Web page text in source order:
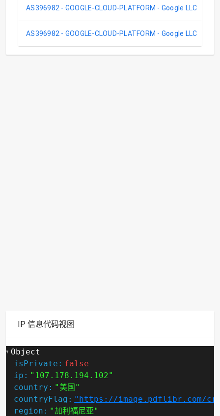
AS396982 - GOOGLE-CLOUD-PLATFORM - Google LLC
AS396982 - GOOGLE-CLOUD-PLATFORM - Google LLC
IP 信息代码视图
Object
isPrivate: false
ip: "107.178.194.102"
country: "美国"
countryFlag: "https://image.pdflibr.com/
region: "加利福尼亚"